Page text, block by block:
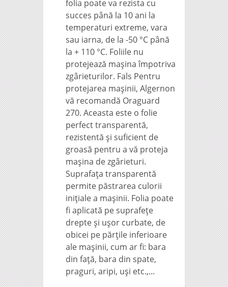
folia poate va rezista cu
succes până la 10 ani la
temperaturi extreme, vara
sau iarna, de la -50 °C până
la + 110 °C. Foliile nu
protejează mașina împotriva
zgârieturilor. Fals Pentru
protejarea maşinii, Algernon
vă recomandă Oraguard
270. Aceasta este o folie
perfect transparentă,
rezistentă şi suficient de
groasă pentru a vă proteja
maşina de zgârieturi.
Suprafața transparentă
permite păstrarea culorii
inițiale a mașinii. Folia poate
fi aplicată pe suprafeţe
drepte şi uşor curbate, de
obicei pe părţile inferioare
ale maşinii, cum ar fi: bara
din faţă, bara din spate,
praguri, aripi, uşi etc.,...